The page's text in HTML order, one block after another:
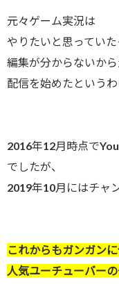
元々ゲーム実況は
やりたいと思ってい
編集が分からないか
配信を始めたというわ
2016年12月時点で
でしたが、
2019年10月にはチャ
これからもガンガン
人気ユーチューバー